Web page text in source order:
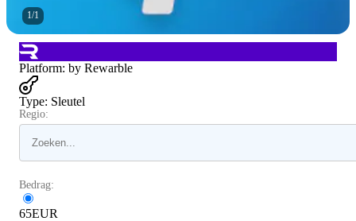
1/1
Platform: by Rewarble
Type: Sleutel
Regio:
Bedrag:
65EUR